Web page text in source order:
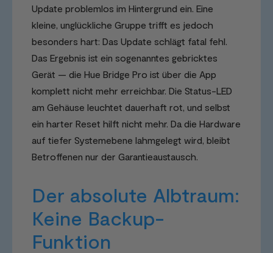
Update problemlos im Hintergrund ein. Eine
kleine, unglückliche Gruppe trifft es jedoch
besonders hart: Das Update schlägt fatal fehl.
Das Ergebnis ist ein sogenanntes gebricktes
Gerät — die Hue Bridge Pro ist über die App
komplett nicht mehr erreichbar. Die Status-LED
am Gehäuse leuchtet dauerhaft rot, und selbst
ein harter Reset hilft nicht mehr. Da die Hardware
auf tiefer Systemebene lahmgelegt wird, bleibt
Betroffenen nur der Garantieaustausch.
Der absolute Albtraum:
Keine Backup-
Funktion